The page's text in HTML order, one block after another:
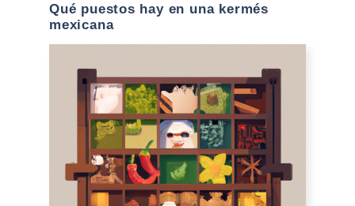
Qué puestos hay en una kermés
mexicana